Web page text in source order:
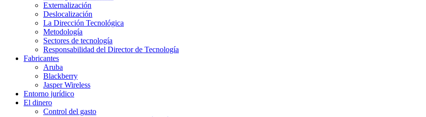
Externalización
Deslocalización
La Dirección Tecnológica
Metodología
Sectores de tecnología
Responsabilidad del Director de Tecnología
Fabricantes
Aruba
Blackberry
Jasper Wireless
Entorno jurídico
El dinero
Control del gasto